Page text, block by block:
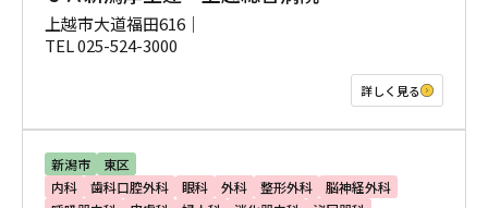
上越市大道福田616｜
TEL 025-524-3000
詳しく見る
新潟市
東区
内科
歯科口腔外科 眼科 外科 整形外科
脳神経外科